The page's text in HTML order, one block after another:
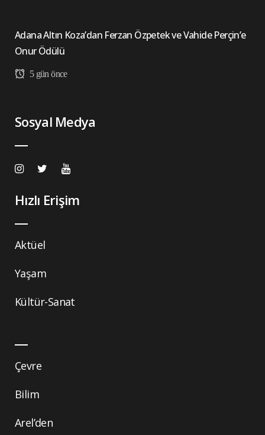
Adana Altın Koza’dan Ferzan Özpetek ve Vahide Perçin’e
Onur Ödülü
5 gün önce
Sosyal Medya
Hızlı Erişim
Aktüel
Yaşam
Kültür-Sanat
Çevre
Bilim
Arel’den